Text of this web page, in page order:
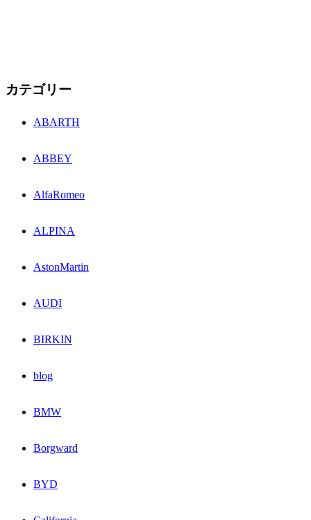
カテゴリー
ABARTH
ABBEY
AlfaRomeo
ALPINA
AstonMartin
AUDI
BIRKIN
blog
BMW
Borgward
BYD